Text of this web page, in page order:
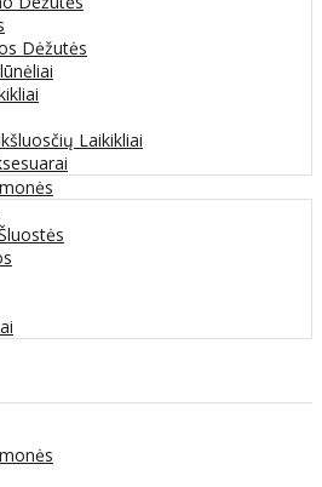
Dėžutės
Laikikliai